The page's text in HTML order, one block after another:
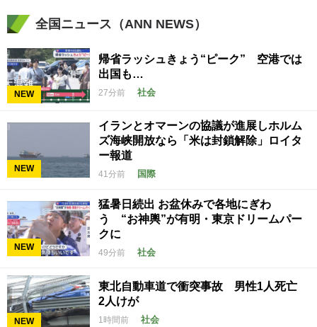
全国ニュース（ANN NEWS）
NEW
帰省ラッシュきょう“ピーク” 空港では
出国も…
27分前 社会
NEW
イランとオマーンの協議が進展しホルム
ズ海峡開放なら「米は封鎖解除」ロイタ
ー報道
41分前 国際
NEW
猛暑日続出 お盆休みで各地にぎわ
う “お神輿”が有明・東京ドリームパー
クに
49分前 社会
NEW
東北自動車道で衝突事故 男性1人死亡
2人けが
1時間前 社会